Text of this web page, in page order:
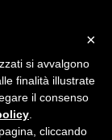
ARTI CREATIVE
×
si avvalgono
finalità illustrate
il consenso
cliccando